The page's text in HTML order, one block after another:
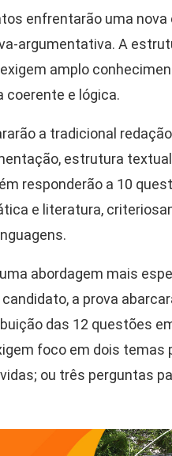
enfrentarão uma
argumentativa. A
amplo
coerente e lógica.
a tradicional
estrutura
responderão a 10
e literatura,
abordagem mais
a prova
das 12 questões
foco em dois
ou três perguntas